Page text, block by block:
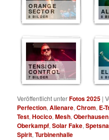
ORANGE
SECTOR
8 BILDER 8
TENSION
CONTROL
7 BILDER 6
Veröffentlicht unterFotos 2025 |
Perfection,Alienare,Chrom, E-
Test,Hocico,Mesh,Oberhausen
Oberkampf,Solar Fake,
Spirit,Turbinenhalle